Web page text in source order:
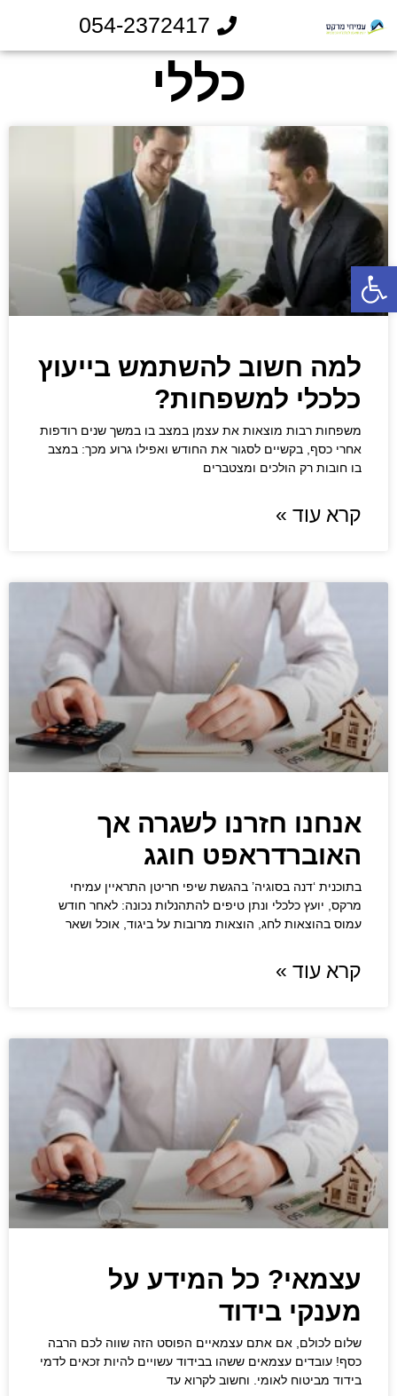
פתח סרגל נגישות
054-2372417
כללי
למה חשוב להשתמש בייעוץ
כלכלי למשפחות?
משפחות רבות מוצאות את עצמן במצב בו במשך שנים רודפות
אחרי כסף, בקשיים לסגור את החודש ואפילו גרוע מכך: במצב
בו חובות רק הולכים ומצטברים
קרא עוד »
אנחנו חזרנו לשגרה אך
האוברדראפט חוגג
בתוכנית ‘דנה בסוגיה’ בהגשת שיפי חריטן התראיין עמיחי
מרקס, יועץ כלכלי ונתן טיפים להתהנלות נכונה: לאחר חודש
עמוס בהוצאות לחג, הוצאות מרובות על ביגוד, אוכל ושאר
קרא עוד »
עצמאי? כל המידע על
מענקי בידוד
שלום לכולם, אם אתם עצמאיים הפוסט הזה שווה לכם הרבה
כסף! עובדים עצמאים ששהו בבידוד עשויים להיות זכאים לדמי
בידוד מביטוח לאומי. וחשוב לקרוא עד